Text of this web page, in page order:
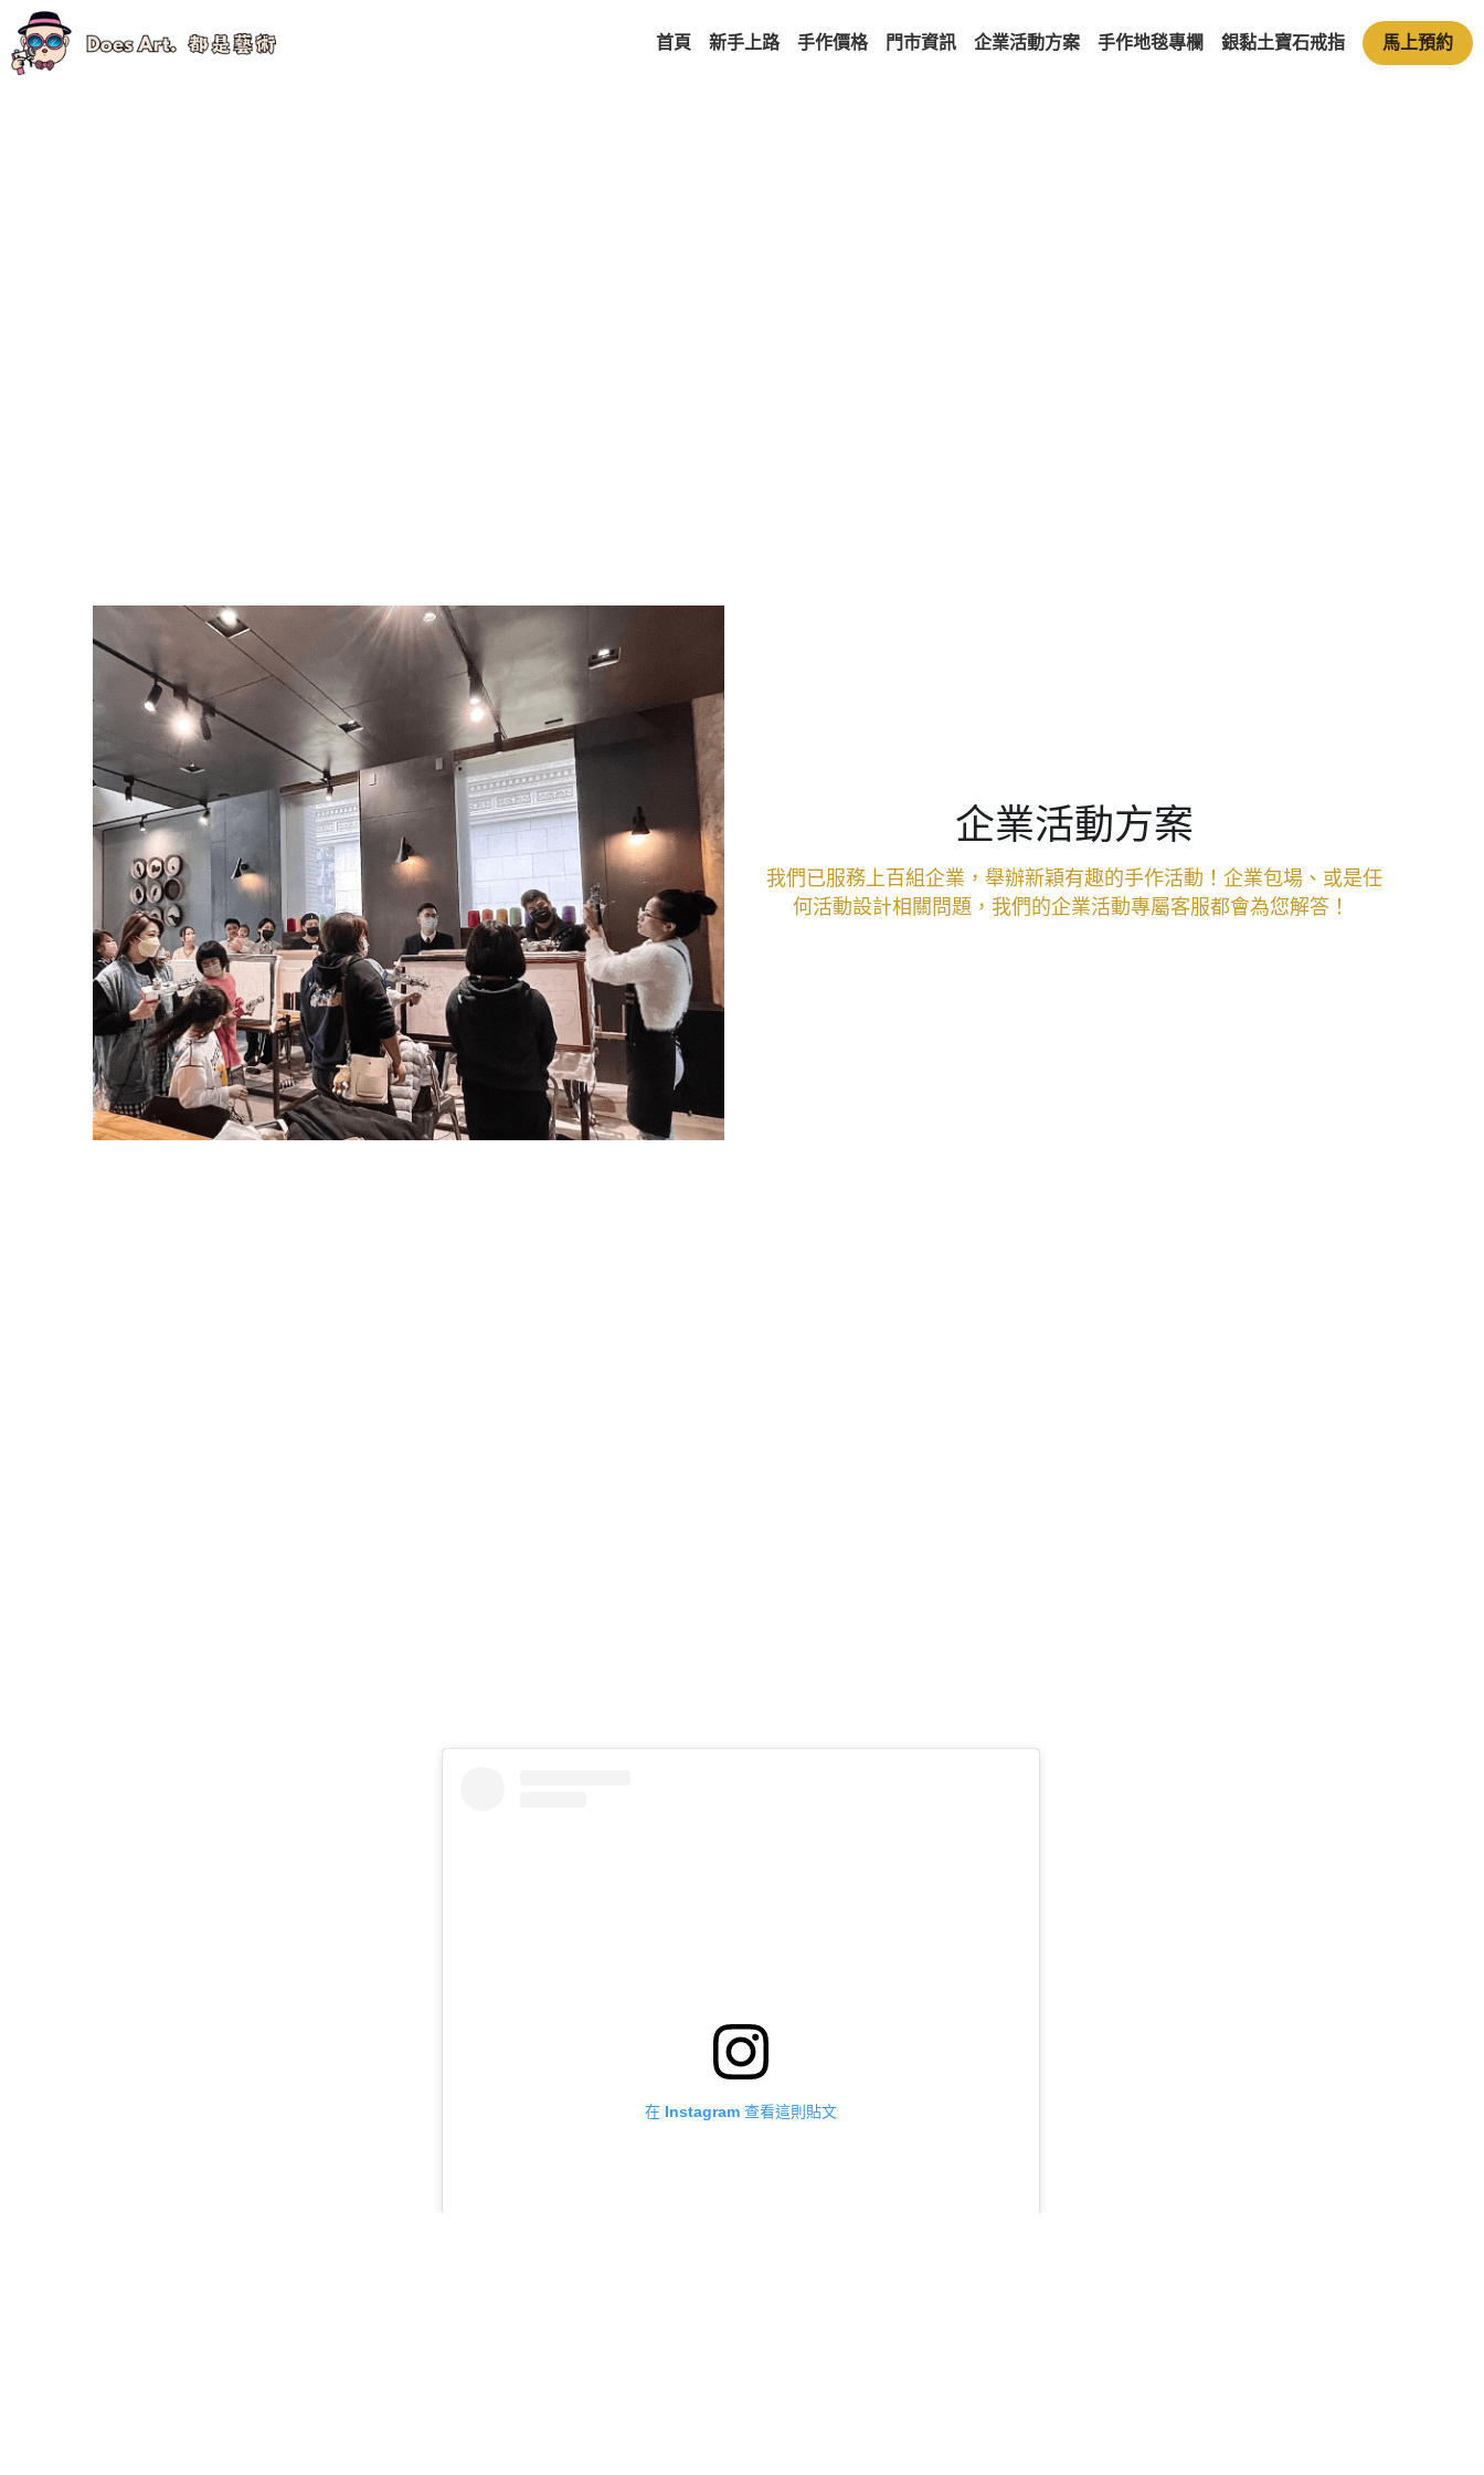
首頁 新手上路 手作價格 門市資訊 企業活動方案 手作地毯專欄 銀黏土寶石戒指 馬上預約
企業活動方案
我們已服務上百組企業，舉辦新穎有趣的手作活動！企業包場、或是任
何活動設計相關問題，我們的企業活動專屬客服都會為您解答！
在 Instagram 查看這則貼文